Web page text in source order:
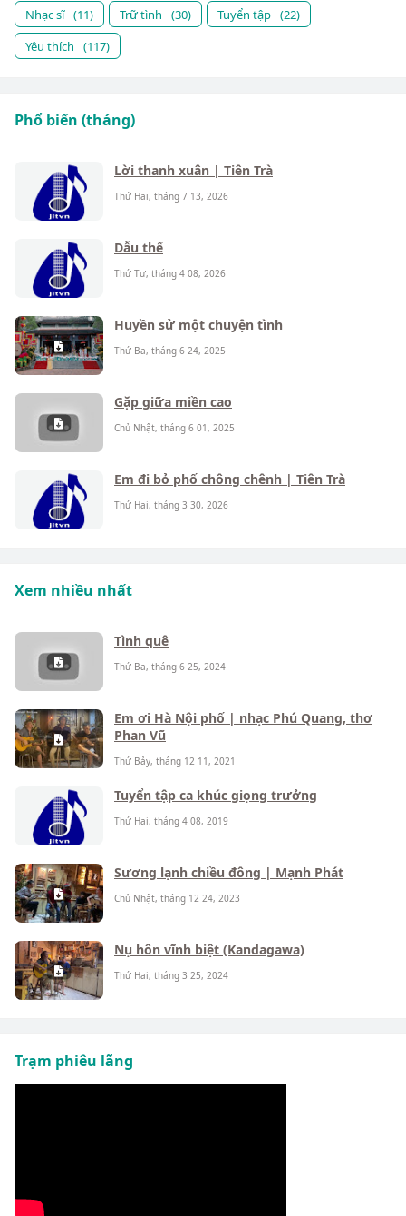
Nhạc sĩ (11) Trữ tình (30) Tuyển tập (22)
Yêu thích
(117)
Phổ biến (tháng)
Lời thanh xuân | Tiên Trà
Thứ Hai, tháng 7 13, 2026
Dẫu thế
Thứ Tư, tháng 4 08, 2026
Huyền sử một chuyện tình
Thứ Ba, tháng 6 24, 2025
Gặp giữa miền cao
Chủ Nhật, tháng 6 01, 2025
Em đi bỏ phố chông chênh | Tiên Trà
Thứ Hai, tháng 3 30, 2026
Xem nhiều nhất
Tình quê
Thứ Ba, tháng 6 25, 2024
Em ơi Hà Nội phố | nhạc Phú Quang, thơ
Phan Vũ
Thứ Bảy, tháng 12 11, 2021
Tuyển tập ca khúc giọng trưởng
Thứ Hai, tháng 4 08, 2019
Sương lạnh chiều đông | Mạnh Phát
Chủ Nhật, tháng 12 24, 2023
Nụ hôn vĩnh biệt (Kandagawa)
Thứ Hai, tháng 3 25, 2024
Trạm phiêu lãng